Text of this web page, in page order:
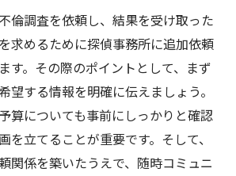
倫調査を依頼し、結果を受け取った
求めるために探偵事務所に追加依頼
す。その際のポイントとして、まず
望する情報を明確に伝えましょう。
算についても事前にしっかりと確認
を立てることが重要です。そして、
関係を築いたうえで、随時コミュニ